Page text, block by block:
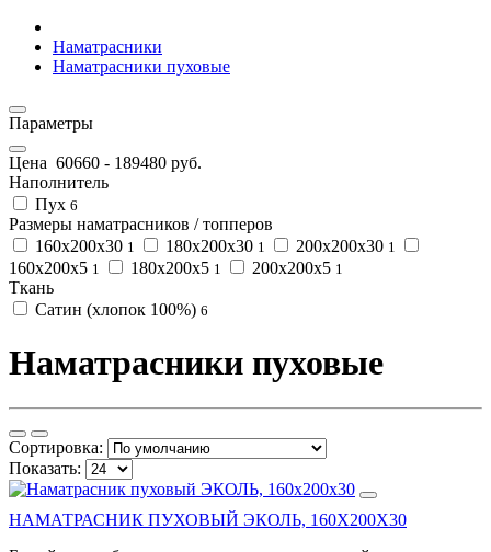
Наматрасники
Наматрасники пуховые
Параметры
Цена 60660 - 189480 руб.
Наполнитель
Пух 6
Размеры наматрасников / топперов
160х200х30 1 180х200х30 1 200х200х30 1
160х200х5 1 180х200х5 1 200х200х5 1
Ткань
Сатин (хлопок 100%) 6
Наматрасники пуховые
Сортировка:
Показать:
НАМАТРАСНИК ПУХОВЫЙ ЭКОЛЬ, 160Х200Х30